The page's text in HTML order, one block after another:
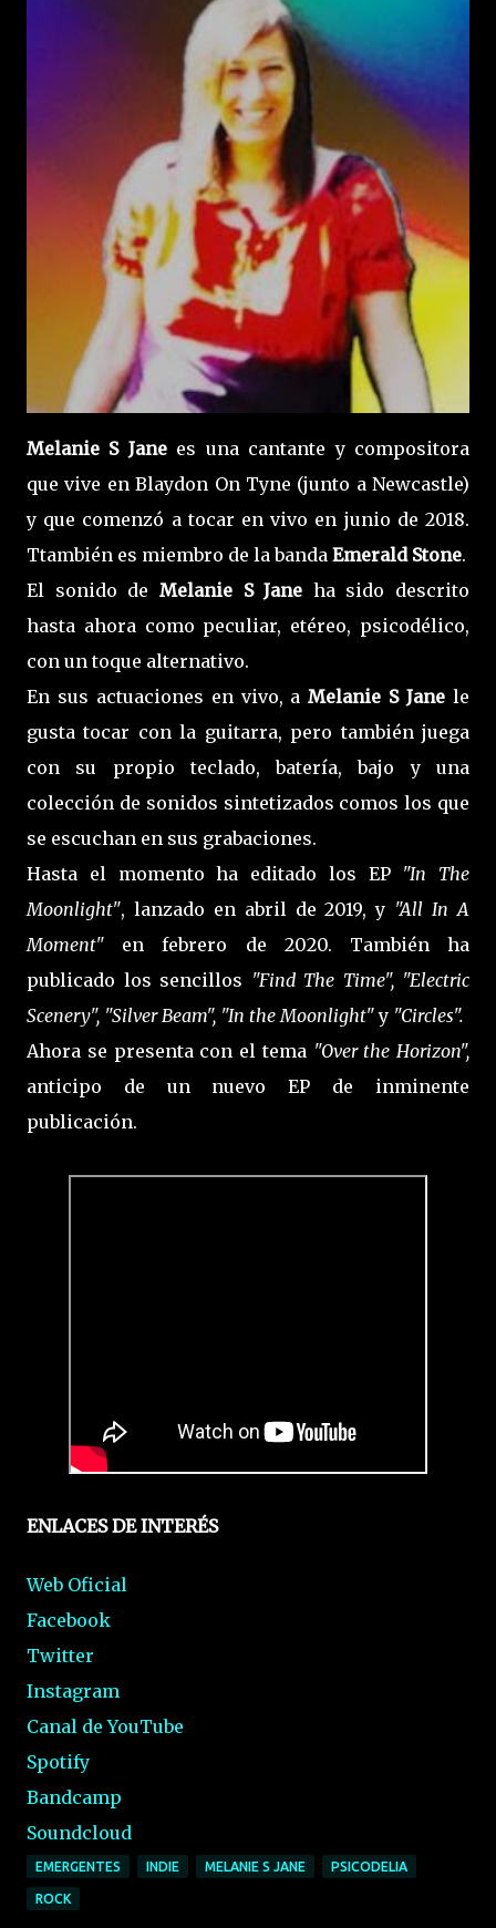
Melanie S Janees una cantante y compositora
que vive en Blaydon On Tyne (junto a Newcastle)
y que comenzó a tocar en vivo en junio de 2018.
Ttambién es miembro de la banda Emerald Stone.
El sonido de Melanie S Jane ha sido descrito
hasta ahora como peculiar, etéreo, psicodélico,
con un toque alternativo.
En sus actuaciones en vivo, aMelanie S Jane le
gusta tocar con la guitarra, pero también juega
con su propio teclado, batería, bajo y una
colección de sonidos sintetizados comos los que
se escuchan en sus grabaciones.
Hasta el momento ha editado los EP "In The
Moonlight", lanzado en abril de 2019, y "All In A
Moment" en febrero de 2020. También ha
publicado los sencillos "Find The Time", "Electric
Scenery", "Silver Beam", "In the Moonlight"y "Circles".
Ahora se presenta con el tema "Over the Horizon",
anticipo de un nuevo EP de inminente
publicación.
ENLACES DE INTERÉS
Web Oficial
Facebook
Twitter
Instagram
Canal de YouTube
Spotify
Bandcamp
Soundcloud
EMERGENTES INDIE MELANIE S JANE PSICODELIA
ROCK